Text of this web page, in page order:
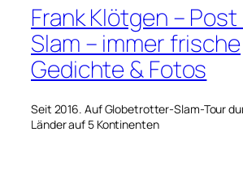
Frank Klötgen –
Slam – immer frische
Gedichte & Fotos
Seit 2016. Auf Globetrotter-Slam-Tour
Länder auf 5 Kontinenten